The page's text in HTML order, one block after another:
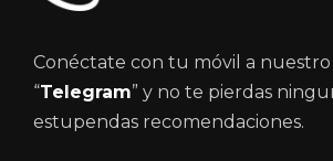
Conéctate con tu móvil a nuestro
“Telegram” y no te pierdas
estupendas recomendaciones.